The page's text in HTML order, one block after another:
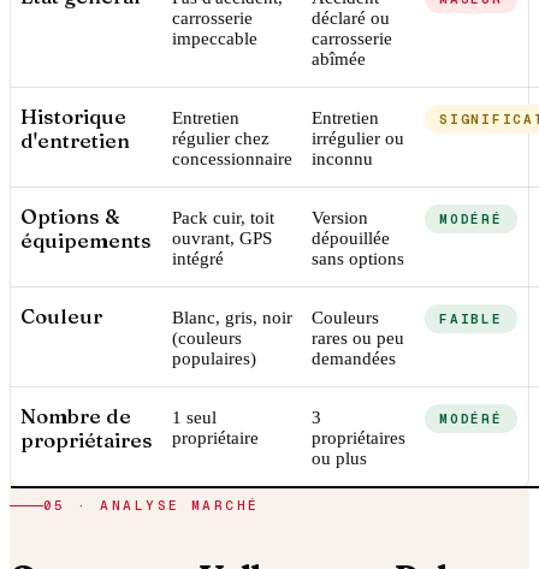
carrosserie
impeccable
déclaré ou
carrosserie
abîmée
Historique
d'entretien
Entretien
régulier chez
concessionnaire
Entretien
irrégulier ou
inconnu
Options &
équipements
Pack cuir, toit
ouvrant, GPS
intégré
Version
dépouillée
sans options
MODÉRÉ
Couleur
Blanc, gris, noir
(couleurs
populaires)
Couleurs
rares ou peu
demandées
FAIBLE
Nombre de
propriétaires
1 seul
propriétaire
3
propriétaires
ou plus
MODÉRÉ
05 · ANALYSE MARCHÉ